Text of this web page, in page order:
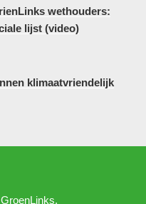
wethouders:
lijst (video)
klimaatvriendelijk